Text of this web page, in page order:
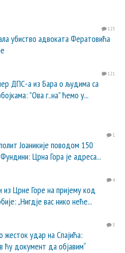
123
убиство адвоката Фератовића
121
ДПС-а из Бара о људима са
"Ова г..на" ћемо у...
1
Јоаникије поводом 150
Црна Гора је адреса...
4
Црне Горе на пријему код
„Нигдје вас нико неће...
3
жесток удар на Спајића:
ћу документ да објавим“